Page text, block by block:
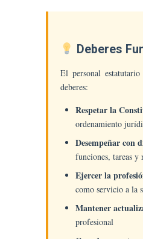
Deberes
El personal
deberes:
Respetar la
ordenamiento
Desempeñar con
funciones, tareas y
Ejercer la
como servicio a la
Mantener
profesional